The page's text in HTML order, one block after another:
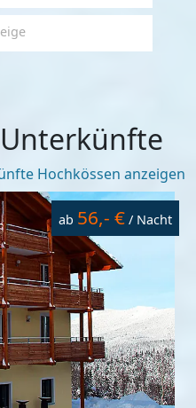
Hochkössen anzeigen
ab 56,- € / Nacht